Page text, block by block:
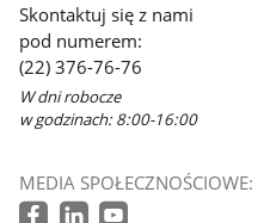
Skontaktuj się z nami
pod numerem:
(22) 376-76-76
W dni robocze
w godzinach: 8:00-16:00
MEDIA SPOŁECZNOŚCIOWE: